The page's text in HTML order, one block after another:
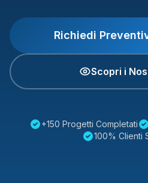
Richiedi
Scopri i
+150 Progetti Completati
100% Clienti